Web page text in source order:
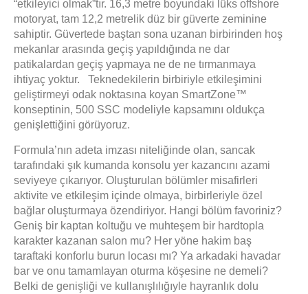
“etkileyici olmak”tır. 16,3 metre boyundaki lüks offshore
motoryat, tam 12,2 metrelik düz bir güverte zeminine
sahiptir. Güvertede baştan sona uzanan birbirinden hoş
mekanlar arasında geçiş yapıldığında ne dar
patikalardan geçiş yapmaya ne de ne tırmanmaya
ihtiyaç yoktur.
Teknedekilerin birbiriyle etkileşimini
geliştirmeyi odak noktasına koyan SmartZone™
konseptinin, 500 SSC modeliyle kapsamını oldukça
genişlettiğini görüyoruz.
Formula’nın adeta imzası niteliğinde olan, sancak
tarafındaki şık kumanda konsolu yer kazancını azami
seviyeye çıkarıyor. Oluşturulan bölümler misafirleri
aktivite ve etkileşim içinde olmaya, birbirleriyle özel
bağlar oluşturmaya özendiriyor. Hangi bölüm favoriniz?
Geniş bir kaptan koltuğu ve muhteşem bir hardtopla
karakter kazanan salon mu? Her yöne hakim baş
taraftaki konforlu burun locası mı? Ya arkadaki havadar
bar ve onu tamamlayan oturma köşesine ne demeli?
Belki de genişliği ve kullanışlılığıyle hayranlık dolu